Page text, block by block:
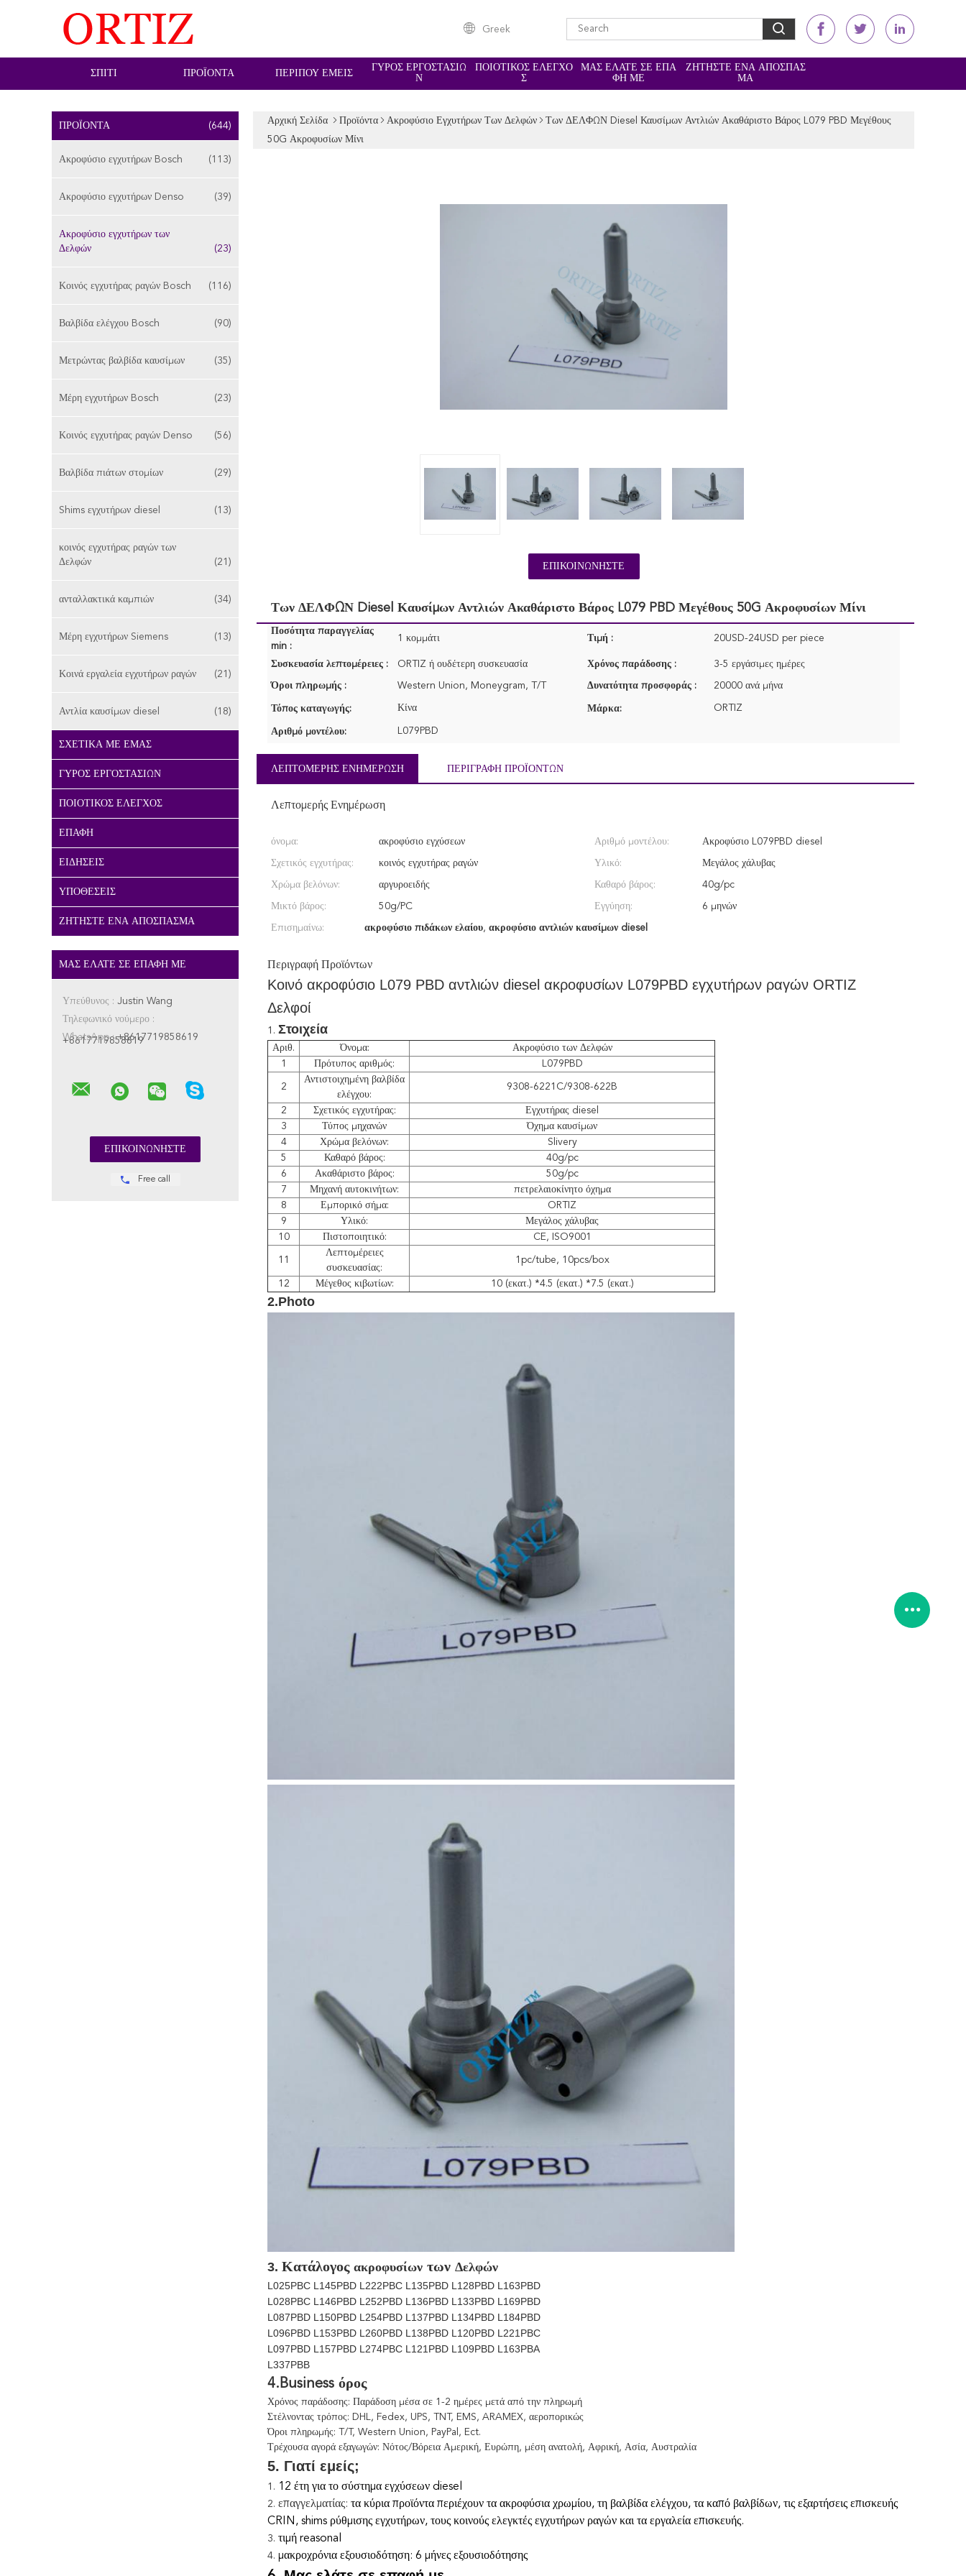
Greek
ΣΠΊΤΙ ΠΡΟΪΌΝΤΑ ΠΕΡΊΠΟΥ ΕΜΕΊΣ
ΓΎΡΟΣ ΕΡΓΟΣΤΑΣΊΩ
Ν
ΠΟΙΟΤΙΚΌΣ ΈΛΕΓΧΟ
Σ
ΜΑΣ ΕΛΆΤΕ ΣΕ ΕΠΑ
ΦΉ ΜΕ
ΖΗΤΉΣΤΕ ΈΝΑ ΑΠΌΣΠΑΣ
ΜΑ
ΠΡΟΪΌΝΤΑ (644)
Ακροφύσιο εγχυτήρων Bosch (113)
Ακροφύσιο εγχυτήρων Denso (39)
Ακροφύσιο εγχυτήρων των
Δελφών
(23)
Κοινός εγχυτήρας ραγών Bosch (116)
Βαλβίδα ελέγχου Bosch (90)
Μετρώντας βαλβίδα καυσίμων (35)
Μέρη εγχυτήρων Bosch (23)
Κοινός εγχυτήρας ραγών Denso (56)
Βαλβίδα πιάτων στομίων (29)
Shims εγχυτήρων diesel (13)
κοινός εγχυτήρας ραγών των
Δελφών
(21)
ανταλλακτικά καμπιών (34)
Μέρη εγχυτήρων Siemens (13)
Κοινά εργαλεία εγχυτήρων ραγών (21)
Αντλία καυσίμων diesel (18)
ΣΧΕΤΙΚΆ ΜΕ ΕΜΆΣ
ΓΎΡΟΣ ΕΡΓΟΣΤΑΣΊΩΝ
ΠΟΙΟΤΙΚΌΣ ΈΛΕΓΧΟΣ
ΕΠΑΦΉ
ΕΙΔΉΣΕΙΣ
ΥΠΟΘΈΣΕΙΣ
ΖΗΤΉΣΤΕ ΈΝΑ ΑΠΌΣΠΑΣΜΑ
ΜΑΣ ΕΛΆΤΕ ΣΕ ΕΠΑΦΉ ΜΕ
Υπεύθυνος : Justin Wang
Τηλεφωνικό νούμερο :
+8617719858619
WhatsApp :+8617719858619
Free call
Αρχική Σελίδα Προϊόντα Ακροφύσιο Εγχυτήρων Των Δελφών
Των ΔΕΛΦΩΝ Diesel Καυσίμων Αντλιών Ακαθάριστο Βάρος L079 PBD Μεγέθους
50G Ακροφυσίων Μίνι
ΕΠΙΚΟΙΝΩΝΉΣΤΕ
Των ΔΕΛΦΩΝ Diesel Καυσίμων Αντλιών Ακαθάριστο Βάρος L079 PBD Μεγέθους 50G Ακροφυσίων Μίνι
Ποσότητα παραγγελίας
min :
1 κομμάτι Τιμή : 20USD-24USD per piece
Συσκευασία λεπτομέρειες : ORTIZ ή ουδέτερη συσκευασία Χρόνος παράδοσης : 3-5 εργάσιμες ημέρες
Όροι πληρωμής : Western Union, Moneygram, T/T Δυνατότητα προσφοράς : 20000 ανά μήνα
Τόπος καταγωγής: Κίνα Μάρκα: ORTIZ
Αριθμό μοντέλου: L079PBD
ΛΕΠΤΟΜΕΡΉΣ ΕΝΗΜΈΡΩΣΗ ΠΕΡΙΓΡΑΦΉ ΠΡΟΪΌΝΤΩΝ
Λεπτομερής Ενημέρωση
όνομα: ακροφύσιο εγχύσεων Αριθμό μοντέλου: Ακροφύσιο L079PBD diesel
Σχετικός εγχυτήρας: κοινός εγχυτήρας ραγών Υλικό: Μεγάλος χάλυβας
Χρώμα βελόνων: αργυροειδής Καθαρό βάρος: 40g/pc
Μικτό βάρος: 50g/PC Εγγύηση: 6 μηνών
Επισημαίνω: ακροφύσιο πιδάκων ελαίου, ακροφύσιο αντλιών καυσίμων diesel
Περιγραφή Προϊόντων
Κοινό ακροφύσιο L079 PBD αντλιών diesel ακροφυσίων L079PBD εγχυτήρων ραγών ORTIZ
Δελφοί
1. Στοιχεία
Αριθ. Όνομα:
Ακροφύσιο των Δελφών
1
Πρότυπος αριθμός: L079PBD
2
Αντιστοιχημένη βαλβίδα
ελέγχου:
9308-6221C/9308-622B
2 Σχετικός εγχυτήρας:
Εγχυτήρας diesel
3
Τύπος μηχανών
Όχημα καυσίμων
4
Χρώμα βελόνων:
Slivery
5
Καθαρό βάρος:
40g/pc
6
Ακαθάριστο βάρος:
50g/pc
7
Μηχανή αυτοκινήτων:
πετρελαιοκίνητο όχημα
8
Εμπορικό σήμα:
ORTIZ
9
Υλικό:
Μεγάλος χάλυβας
10
Πιστοποιητικό: CE, ISO9001
11
Λεπτομέρειες
συσκευασίας:
1pc/tube, 10pcs/box
12 Μέγεθος κιβωτίων: 10 (εκατ.) *4.5 (εκατ.) *7.5 (εκατ.)
2.Photo
3. Κατάλογος ακροφυσίων των Δελφών
L025PBC L145PBD L222PBC L135PBD L128PBD L163PBD
L028PBC L146PBD L252PBD L136PBD L133PBD L169PBD
L087PBD L150PBD L254PBD L137PBD L134PBD L184PBD
L096PBD L153PBD L260PBD L138PBD L120PBD L221PBC
L097PBD L157PBD L274PBC L121PBD L109PBD L163PBA
L337PBB
4.Business όρος
Χρόνος παράδοσης: Παράδοση μέσα σε 1-2 ημέρες μετά από την πληρωμή
Στέλνοντας τρόπος: DHL, Fedex, UPS, TNT, EMS, ARAMEX, αεροπορικώς
Όροι πληρωμής: T/T, Western Union, PayPal, Ect.
Τρέχουσα αγορά εξαγωγών: Νότος/Βόρεια Αμερική, Ευρώπη, μέση ανατολή, Αφρική, Ασία, Αυστραλία
5. Γιατί εμείς;
1. 12 έτη για το σύστημα εγχύσεων diesel
2. επαγγελματίας: τα κύρια προϊόντα περιέχουν τα ακροφύσια χρωμίου, τη βαλβίδα ελέγχου, τα καπό βαλβίδων, τις εξαρτήσεις επισκευής
CRIN, shims ρύθμισης εγχυτήρων, τους κοινούς ελεγκτές εγχυτήρων ραγών και τα εργαλεία επισκευής.
3. τιμή reasonal
4. μακροχρόνια εξουσιοδότηση: 6 μήνες εξουσιοδότησης